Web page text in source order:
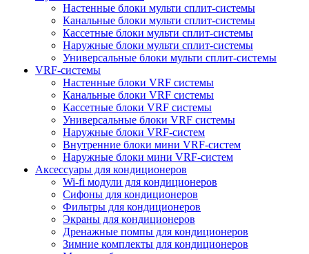
Настенные блоки мульти сплит-системы
Канальные блоки мульти сплит-системы
Кассетные блоки мульти сплит-системы
Наружные блоки мульти сплит-системы
Универсальные блоки мульти сплит-системы
VRF-системы
Настенные блоки VRF системы
Канальные блоки VRF системы
Кассетные блоки VRF системы
Универсальные блоки VRF системы
Наружные блоки VRF-систем
Внутренние блоки мини VRF-систем
Наружные блоки мини VRF-систем
Аксессуары для кондиционеров
Wi-fi модули для кондиционеров
Сифоны для кондиционеров
Фильтры для кондиционеров
Экраны для кондиционеров
Дренажные помпы для кондиционеров
Зимние комплекты для кондиционеров